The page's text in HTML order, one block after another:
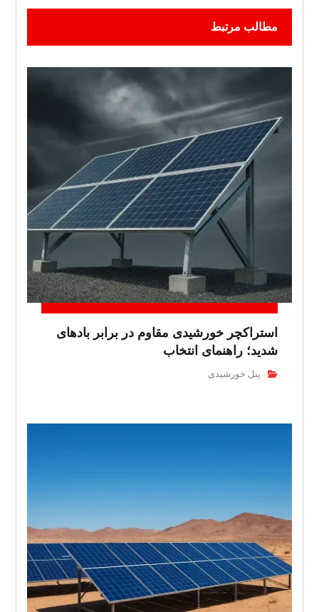
مطالب مرتبط
استراکچر خورشیدی مقاوم در برابر بادهای
شدید؛ راهنمای انتخاب
پنل خورشیدی